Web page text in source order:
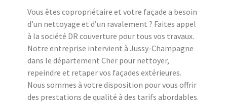
Vous êtes copropriétaire et votre façade a besoin
d’un nettoyage et d’un ravalement ? Faites appel
à la société DR couverture pour tous vos travaux.
Notre entreprise intervient à Jussy-Champagne
dans le département Cher pour nettoyer,
repeindre et retaper vos façades extérieures.
Nous sommes à votre disposition pour vous offrir
des prestations de qualité à des tarifs abordables.